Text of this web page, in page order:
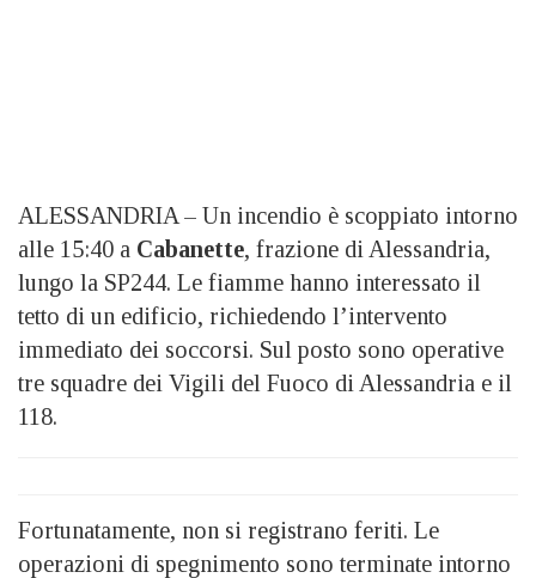
ALESSANDRIA – Un incendio è scoppiato intorno
alle 15:40 a Cabanette, frazione di Alessandria,
lungo la SP244. Le fiamme hanno interessato il
tetto di un edificio, richiedendo l’intervento
immediato dei soccorsi. Sul posto sono operative
tre squadre dei Vigili del Fuoco di Alessandria e il
118.
Fortunatamente, non si registrano feriti. Le
operazioni di spegnimento sono terminate intorno